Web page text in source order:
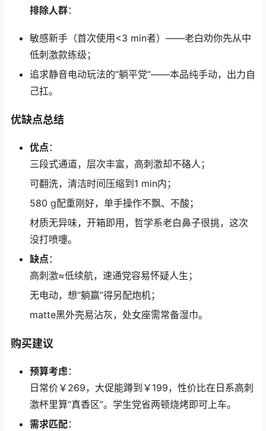
排除人群：
敏感新手（首次使用<3 min者）——老白劝你先从中
低刺激款练级；
追求静音电动玩法的“躺平党”——本品纯手动，出力自
己扛。
优缺点总结
优点 ：
三段式通道，层次丰富，高刺激却不硌人；
可翻洗，清洁时间压缩到1 min内；
580 g配重刚好，单手操作不飘、不酸；
材质无异味，开箱即用，哲学系老白鼻子很挑，这次
没打喷嚏。
缺点 ：
高刺激≈低续航，速通党容易怀疑人生；
无电动，想“躺赢”得另配炮机；
matte黑外壳易沾灰，处女座需常备湿巾。
购买建议
预算考虑：
日常价￥269，大促能蹲到￥199，性价比在日系高刺
激杯里算“真香区”。学生党省两顿烧烤即可上车。
需求匹配：